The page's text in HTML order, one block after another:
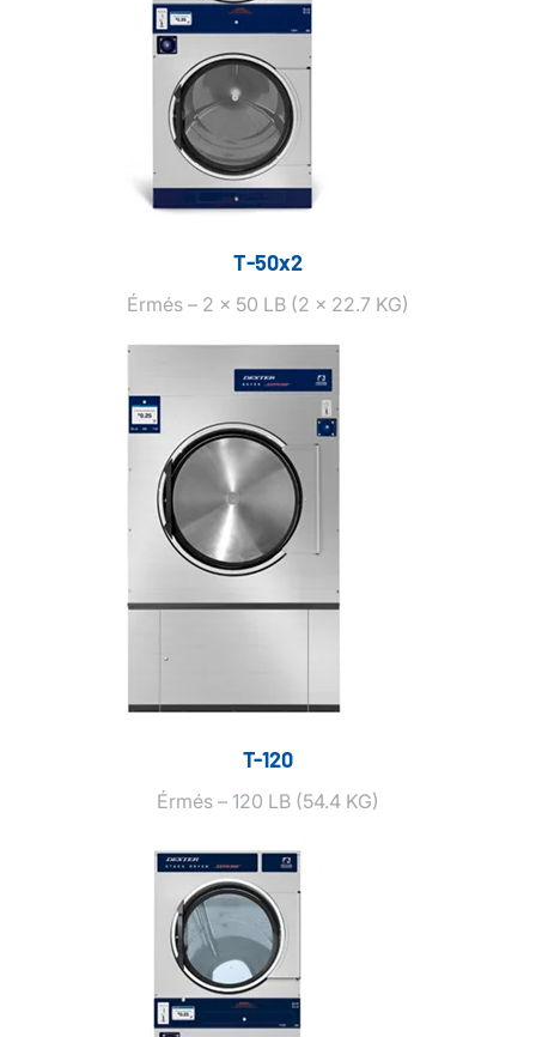
T‑50x2
Érmés – 2 x 50 LB (2 x 22.7 KG)
T-120
Érmés – 120 LB (54.4 KG)